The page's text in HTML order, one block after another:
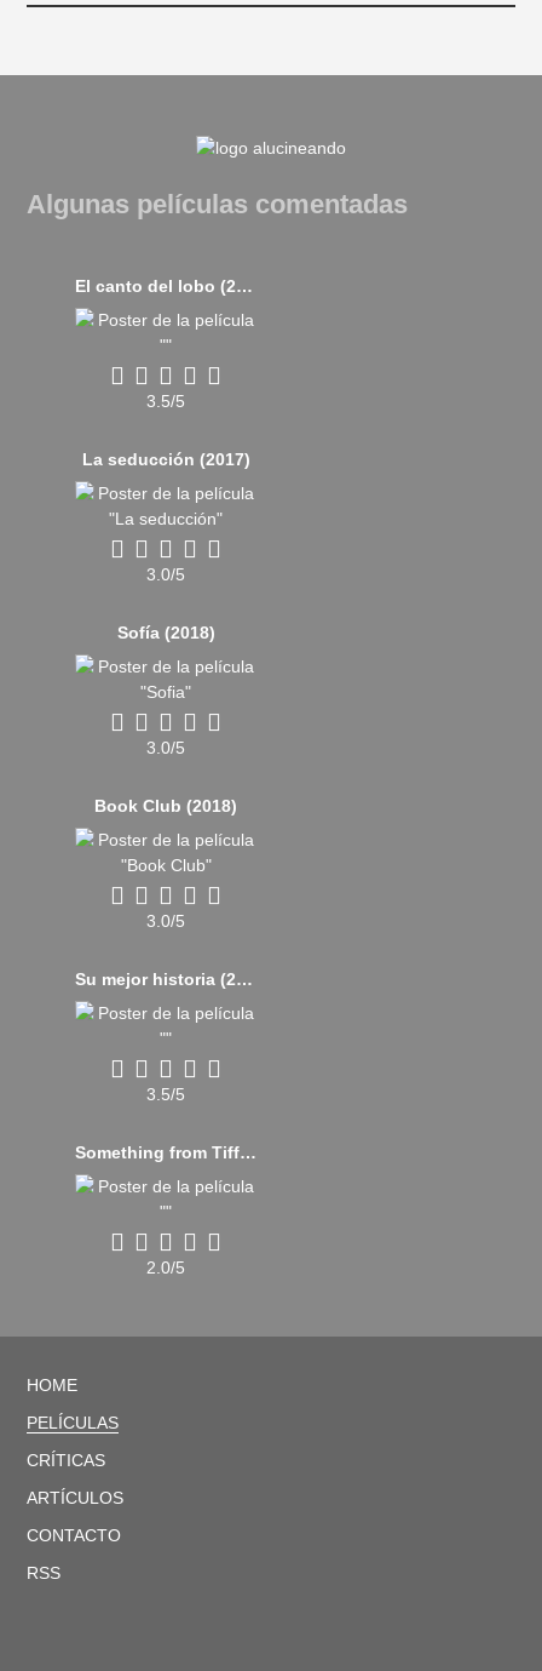
Algunas películas comentadas
El canto del lobo (2019)
3.5/5
La seducción (2017)
3.0/5
Sofía (2018)
3.0/5
Book Club (2018)
3.0/5
Su mejor historia (2016)
3.5/5
Something from Tiffany's (2022)
2.0/5
HOME
PELÍCULAS
CRÍTICAS
ARTÍCULOS
CONTACTO
RSS